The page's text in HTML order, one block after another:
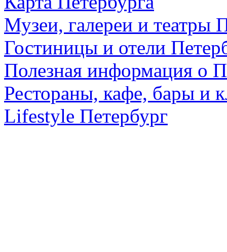
Музеи, галереи и театры
Гостиницы и отели
Полезная информация о
Рестораны, кафе, бары и
Lifestyle Петербург